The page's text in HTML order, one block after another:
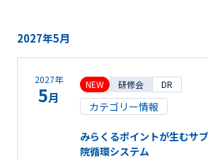
2027年5月
2027年
5月
NEW 研修会 DR
カテゴリー情報
みらくるポイントが生むサ
院循環システム